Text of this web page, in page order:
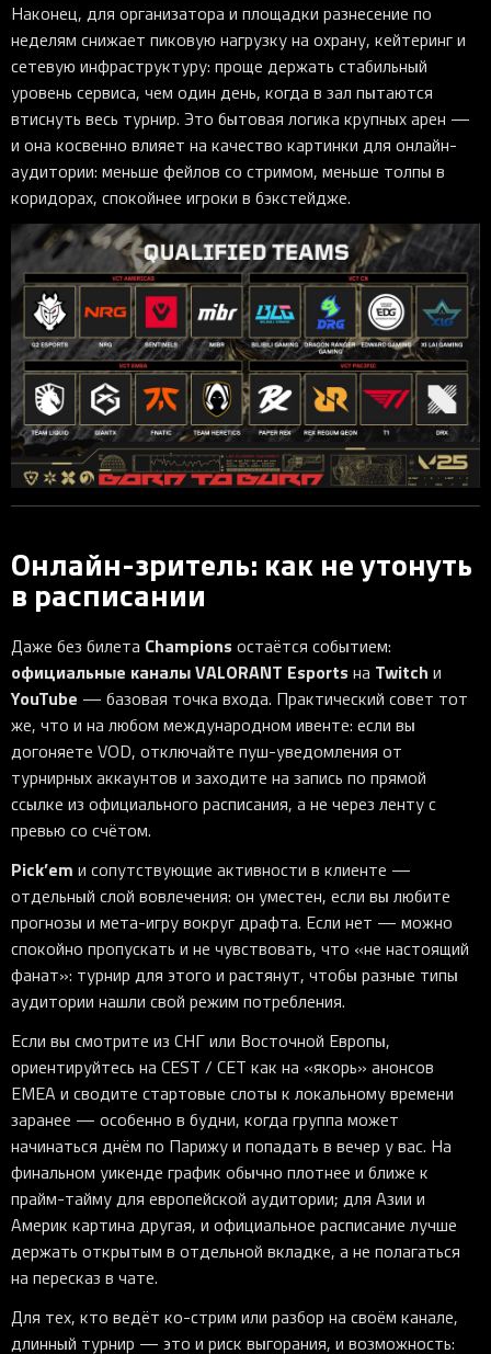
Наконец, для организатора и площадки разнесение по
неделям снижает пиковую нагрузку на охрану, кейтеринг и
сетевую инфраструктуру: проще держать стабильный
уровень сервиса, чем один день, когда в зал пытаются
втиснуть весь турнир. Это бытовая логика крупных арен —
и она косвенно влияет на качество картинки для онлайн-
аудитории: меньше фейлов со стримом, меньше толпы в
коридорах, спокойнее игроки в бэкстейдже.
Онлайн-зритель: как не утонуть
в расписании
Даже без билета Champions остаётся событием:
официальные каналы VALORANT Esports на Twitch и
YouTube — базовая точка входа. Практический совет тот
же, что и на любом международном ивенте: если вы
догоняете VOD, отключайте пуш-уведомления от
турнирных аккаунтов и заходите на запись по прямой
ссылке из официального расписания, а не через ленту с
превью со счётом.
Pick’em и сопутствующие активности в клиенте —
отдельный слой вовлечения: он уместен, если вы любите
прогнозы и мета-игру вокруг драфта. Если нет — можно
спокойно пропускать и не чувствовать, что «не настоящий
фанат»: турнир для этого и растянут, чтобы разные типы
аудитории нашли свой режим потребления.
Если вы смотрите из СНГ или Восточной Европы,
ориентируйтесь на CEST / CET как на «якорь» анонсов
EMEA и сводите стартовые слоты к локальному времени
заранее — особенно в будни, когда группа может
начинаться днём по Парижу и попадать в вечер у вас. На
финальном уикенде график обычно плотнее и ближе к
прайм-тайму для европейской аудитории; для Азии и
Америк картина другая, и официальное расписание лучше
держать открытым в отдельной вкладке, а не полагаться
на пересказ в чате.
Для тех, кто ведёт ко-стрим или разбор на своём канале,
длинный турнир — это и риск выгорания, и возможность: